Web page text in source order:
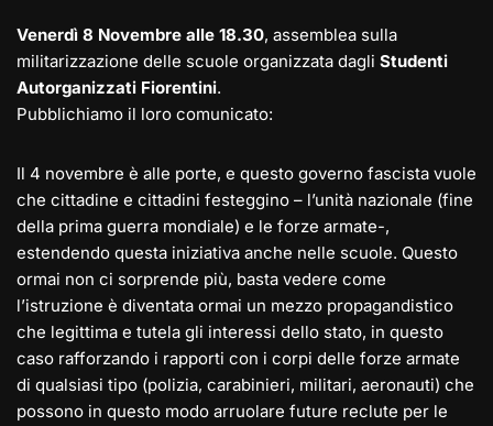
Venerdì 8 Novembre alle 18.30, assemblea sulla
militarizzazione delle scuole organizzata dagli Studenti
Autorganizzati Fiorentini.
Pubblichiamo il loro comunicato:
Il 4 novembre è alle porte, e questo governo fascista vuole
che cittadine e cittadini festeggino – l’unità nazionale (fine
della prima guerra mondiale) e le forze armate-,
estendendo questa iniziativa anche nelle scuole. Questo
ormai non ci sorprende più, basta vedere come
l’istruzione è diventata ormai un mezzo propagandistico
che legittima e tutela gli interessi dello stato, in questo
caso rafforzando i rapporti con i corpi delle forze armate
di qualsiasi tipo (polizia, carabinieri, militari, aeronauti) che
possono in questo modo arruolare future reclute per le